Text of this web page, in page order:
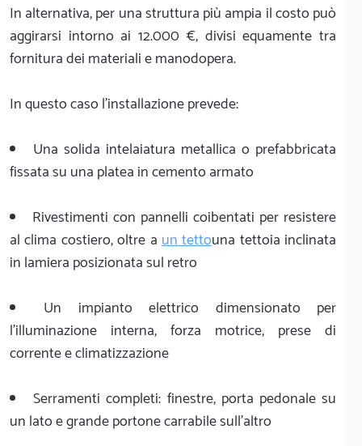
In alternativa, per una struttura più ampia il costo può
aggirarsi intorno ai 12.000 €, divisi equamente tra
fornitura dei materiali e manodopera.
In questo caso l'installazione prevede:
Una solida intelaiatura metallica o prefabbricata
fissata su una platea in cemento armato
Rivestimenti con pannelli coibentati per resistere
al clima costiero, oltre a un tettouna tettoia inclinata
in lamiera posizionata sul retro
Un impianto elettrico dimensionato per
l'illuminazione interna, forza motrice, prese di
corrente e climatizzazione
Serramenti completi: finestre, porta pedonale su
un lato e grande portone carrabile sull'altro